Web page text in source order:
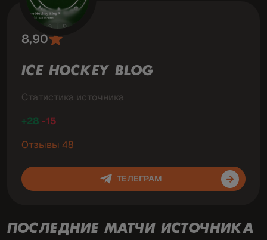
8,90
ICE HOCKEY BLOG
Статистика источника
+28 -15
Отзывы 48
ТЕЛЕГРАМ
ПОСЛЕДНИЕ МАТЧИ ИСТОЧНИКА